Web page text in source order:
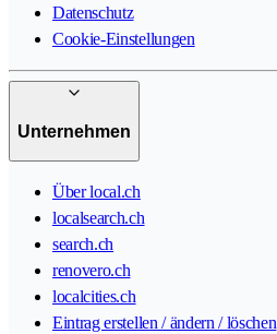
Datenschutz
Cookie-Einstellungen
Unternehmen
Über local.ch
localsearch.ch
search.ch
renovero.ch
localcities.ch
Eintrag erstellen / ändern / löschen